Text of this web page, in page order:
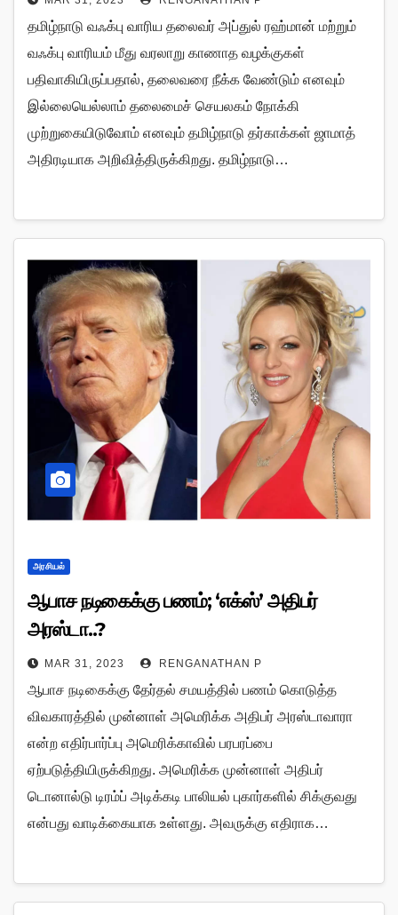
தமிழ்நாடு வஃக்பு வாரிய தலைவர் அப்துல் ரஹ்மான் மற்றும்
வஃக்பு வாரியம் மீது வரலாறு காணாத வழக்குகள்
பதிவாகியிருப்பதால், தலைவரை நீக்க வேண்டும் எனவும்
இல்லையெல்லாம் தலைமைச் செயலகம் நோக்கி
முற்றுகையிடுவோம் எனவும் தமிழ்நாடு தர்காக்கள் ஜாமாத்
அதிரடியாக அறிவித்திருக்கிறது. தமிழ்நாடு…
அரசியல்
ஆபாச நடிகைக்கு பணம்; ‘எக்ஸ்’ அதிபர்
அரஸ்டா..?
MAR 31, 2023 RENGANATHAN P
ஆபாச நடிகைக்கு தேர்தல் சமயத்தில் பணம் கொடுத்த
விவகாரத்தில் முன்னாள் அமெரிக்க அதிபர் அரஸ்டாவாரா
என்ற எதிர்பார்ப்பு அமெரிக்காவில் பரபரப்பை
ஏற்படுத்தியிருக்கிறது. அமெரிக்க முன்னாள் அதிபர்
டொனால்டு டிரம்ப் அடிக்கடி பாலியல் புகார்களில் சிக்குவது
என்பது வாடிக்கையாக உள்ளது. அவருக்கு எதிராக…